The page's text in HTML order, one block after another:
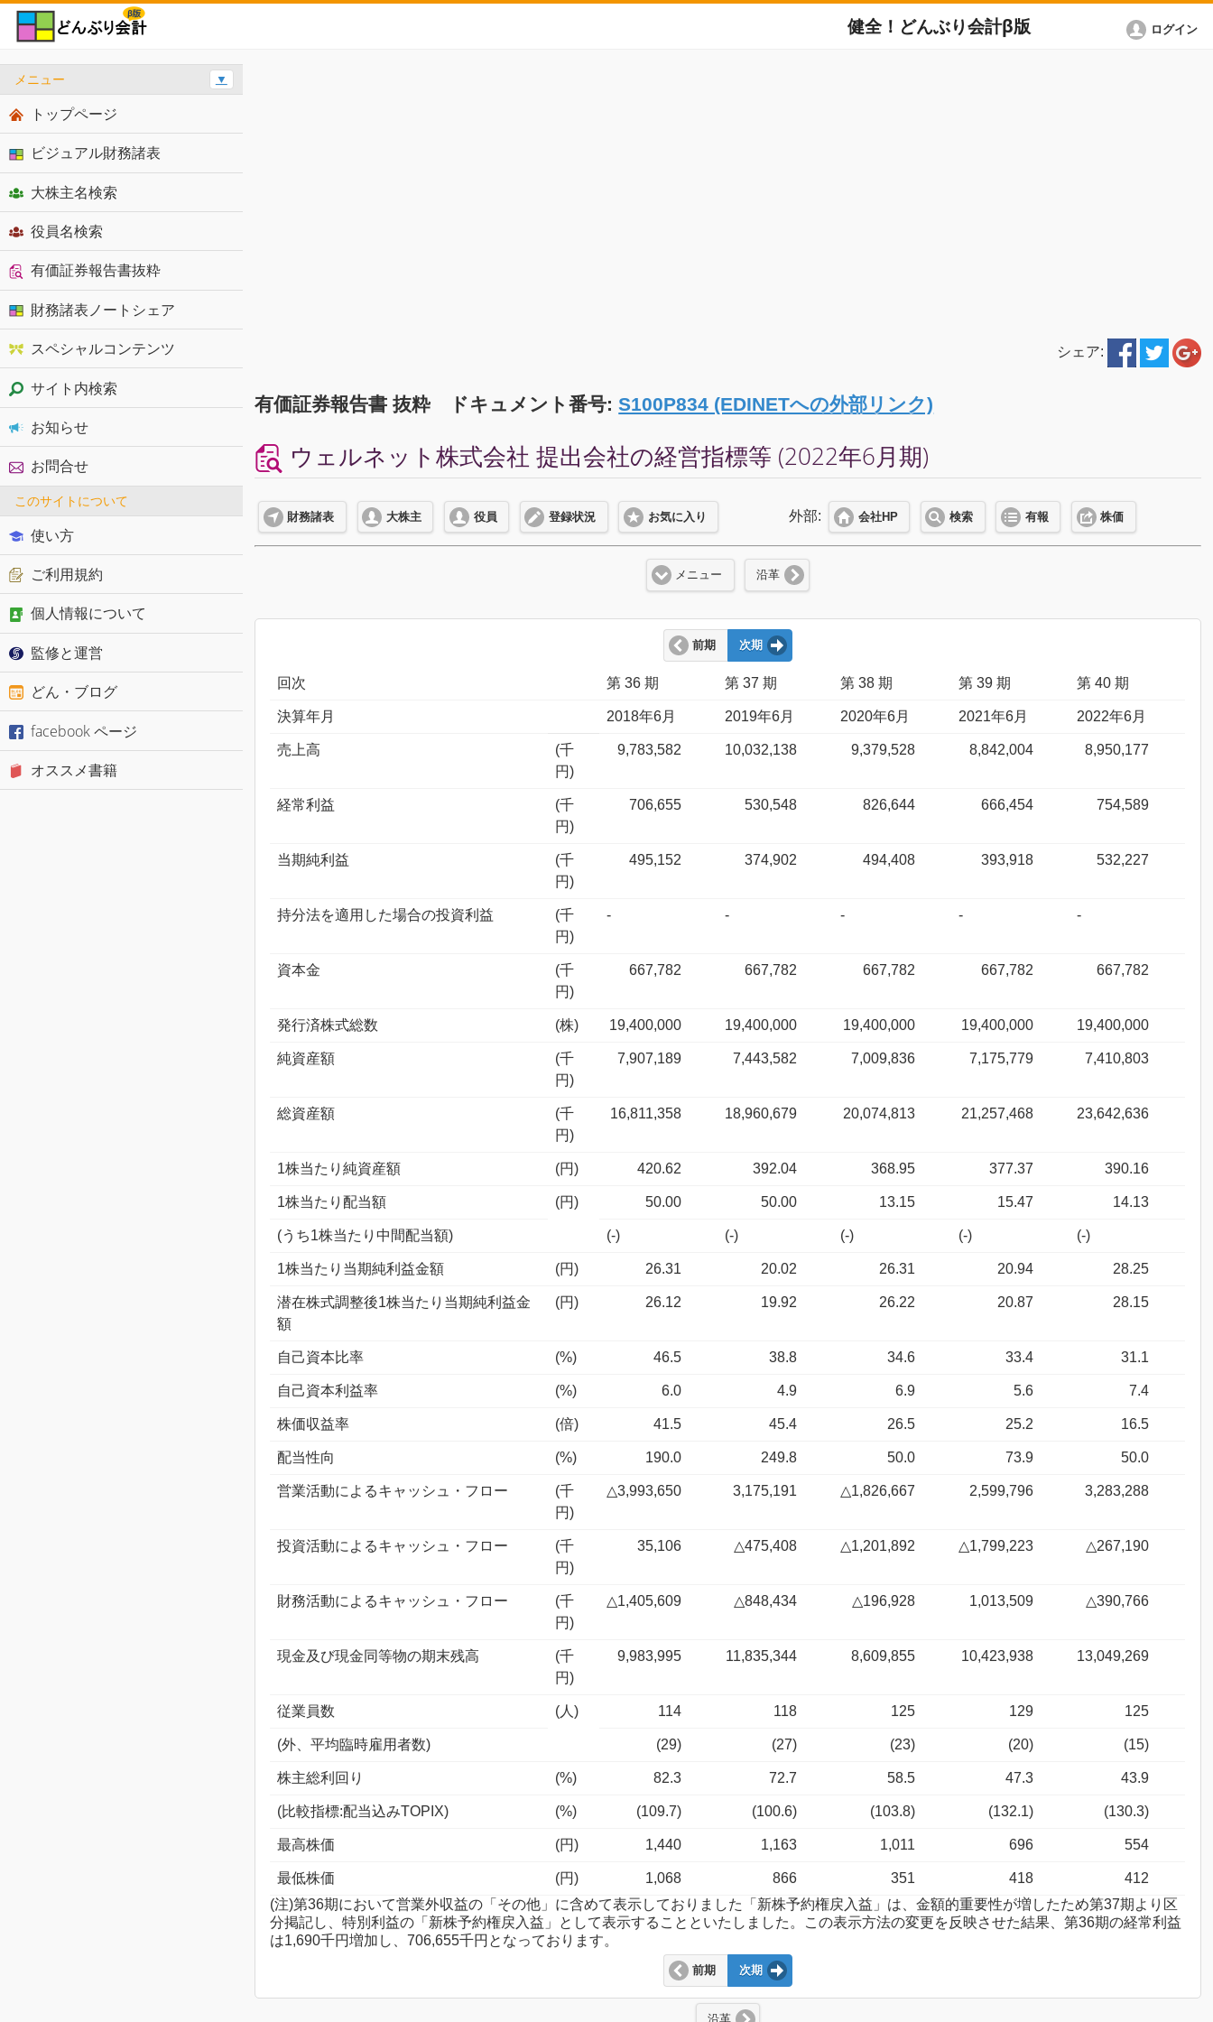
健全！どんぶり会計β版 ログイン
シェア:
有価証券報告書 抜粋 ドキュメント番号:S100P834 (EDINETへの外部リンク)
ウェルネット株式会社 提出会社の経営指標等 (2022年6月期)
財務諸表 大株主 役員 登録状況 お気に入り 外部: 会社HP 検索 有報 株価
メニュー 沿革
前期 次期
回次 第 36 期 第 37 期 第 38 期 第 39 期 第 40 期
決算年月 2018年6月 2019年6月 2020年6月 2021年6月 2022年6月
売上高
(千
円)
9,783,582 10,032,138 9,379,528 8,842,004 8,950,177
経常利益
(千
円)
706,655 530,548 826,644 666,454 754,589
当期純利益
(千
円)
495,152 374,902 494,408 393,918 532,227
持分法を適用した場合の投資利益
(千
円)
- - - - -
資本金
(千
円)
667,782 667,782 667,782 667,782 667,782
発行済株式総数 (株) 19,400,000 19,400,000 19,400,000 19,400,000 19,400,000
純資産額
(千
円)
7,907,189 7,443,582 7,009,836 7,175,779 7,410,803
総資産額
(千
円)
16,811,358 18,960,679 20,074,813 21,257,468 23,642,636
1株当たり純資産額 (円) 420.62 392.04 368.95 377.37 390.16
1株当たり配当額 (円) 50.00 50.00 13.15 15.47 14.13
(うち1株当たり中間配当額) (-) (-) (-) (-) (-)
1株当たり当期純利益金額 (円) 26.31 20.02 26.31 20.94 28.25
潜在株式調整後1株当たり当期純利益金
額
(円) 26.12 19.92 26.22 20.87 28.15
自己資本比率 (%) 46.5 38.8 34.6 33.4 31.1
自己資本利益率 (%) 6.0 4.9 6.9 5.6 7.4
株価収益率 (倍) 41.5 45.4 26.5 25.2 16.5
配当性向 (%) 190.0 249.8 50.0 73.9 50.0
営業活動によるキャッシュ・フロー
(千
円)
△3,993,650 3,175,191 △1,826,667 2,599,796 3,283,288
投資活動によるキャッシュ・フロー
(千
円)
35,106 △475,408 △1,201,892 △1,799,223 △267,190
財務活動によるキャッシュ・フロー
(千
円)
△1,405,609 △848,434 △196,928 1,013,509 △390,766
現金及び現金同等物の期末残高
(千
円)
9,983,995 11,835,344 8,609,855 10,423,938 13,049,269
従業員数 (人) 114 118 125 129 125
(外、平均臨時雇用者数) (29) (27) (23) (20) (15)
株主総利回り (%) 82.3 72.7 58.5 47.3 43.9
(比較指標:配当込みTOPIX) (%) (109.7) (100.6) (103.8) (132.1) (130.3)
最高株価 (円) 1,440 1,163 1,011 696 554
最低株価 (円) 1,068 866 351 418
412
(注)第36期において営業外収益の「その他」に含めて表示しておりました「新株予約権戻入益」は、金額的重要性が増したため第37期より区
分掲記し、特別利益の「新株予約権戻入益」として表示することといたしました。この表示方法の変更を反映させた結果、第36期の経常利益
は1,690千円増加し、706,655千円となっております。
前期 次期
沿革
メニュー ▼
トップページ
ビジュアル財務諸表
大株主名検索
役員名検索
有価証券報告書抜粋
財務諸表ノートシェア
スペシャルコンテンツ
サイト内検索
お知らせ
お問合せ
このサイトについて
使い方
ご利用規約
個人情報について
監修と運営
どん・ブログ
facebook ページ
オススメ書籍